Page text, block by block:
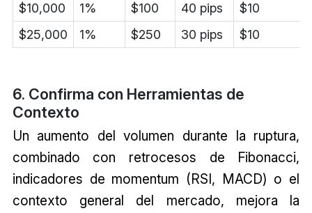
$10,000
1% $100 40 pips $10
$25,000
1% $250 30 pips $10
6. Confirma con Herramientas de
Contexto
Un aumento del volumen durante la ruptura,
combinado con retrocesos de Fibonacci,
indicadores de momentum (RSI, MACD) o el
contexto general del mercado, mejora la